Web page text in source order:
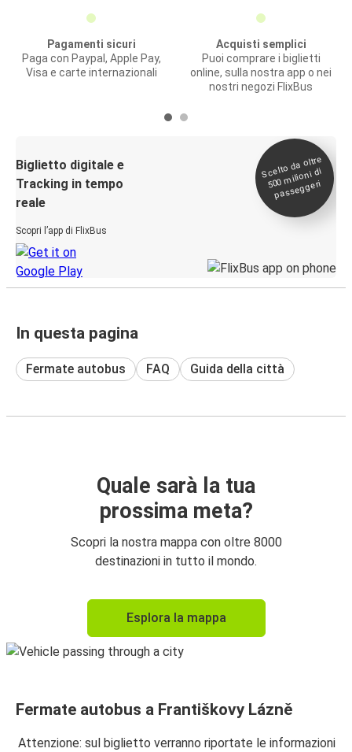
Pagamenti sicuri
Paga con Paypal, Apple Pay,
Visa e carte internazionali
Acquisti semplici
Puoi comprare i biglietti
online, sulla nostra app o nei
nostri negozi FlixBus
Biglietto digitale e
Tracking in tempo
reale
Scopri l’app di FlixBus
Scelto da oltre
500
milioni di
passeggeri
In questa pagina
Fermate autobus FAQ Guida della città
Quale sarà la tua
prossima meta?
Scopri la nostra mappa con oltre 8000
destinazioni in tutto il mondo.
Esplora la mappa
Fermate autobus a Františkovy Lázně
Attenzione: sul biglietto verranno riportate le informazioni